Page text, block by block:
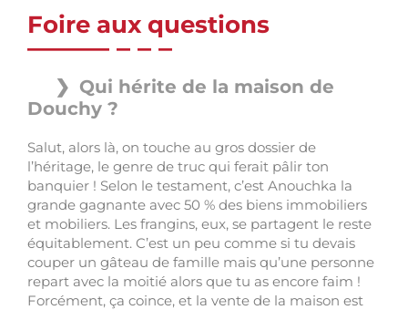
Foire aux questions
Qui hérite de la maison de
Douchy ?
Salut, alors là, on touche au gros dossier de
l’héritage, le genre de truc qui ferait pâlir ton
banquier ! Selon le testament, c’est Anouchka la
grande gagnante avec 50 % des biens immobiliers
et mobiliers. Les frangins, eux, se partagent le reste
équitablement. C’est un peu comme si tu devais
couper un gâteau de famille mais qu’une personne
repart avec la moitié alors que tu as encore faim !
Forcément, ça coince, et la vente de la maison est